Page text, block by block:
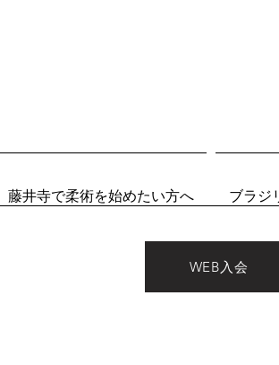
藤井寺で柔術を始めたい方へ ブラジ
WEB入会